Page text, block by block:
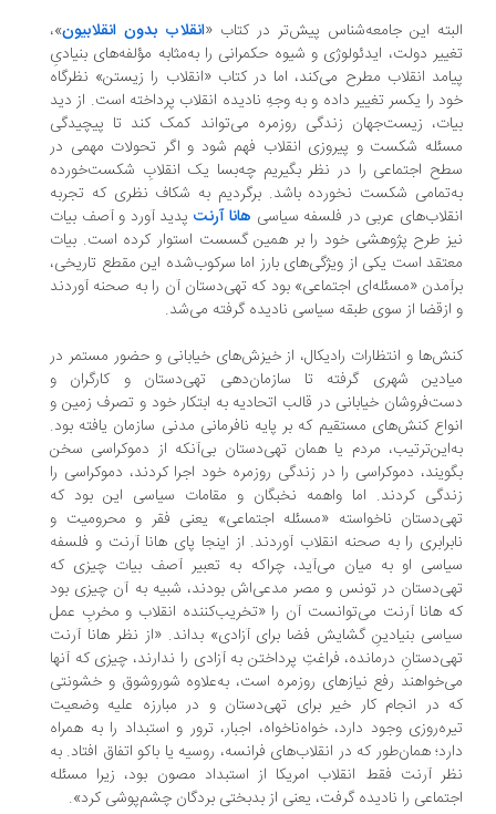
این جامعه‌شناس پیش‌تر در کتاب «انقلاب بدون انقلابیون»،
دولت، ایدئولوژی و شیوه حکمرانی را به‌مثابه مؤلفه‌های بنیادیِ
انقلاب مطرح می‌کند، اما در کتاب «انقلاب را زیستن» نظرگاه
را یکسر تغییر داده و به وجهِ نادیده انقلاب پرداخته است. از دید
زیست‌جهان زندگی روزمره می‌تواند کمک کند تا پیچیدگی‌
شکست و پیروزی انقلاب فهم شود و اگر تحولات مهمی در
اجتماعی را در نظر بگیریم چه‌بسا یک انقلابِ شکست‌خورده
شکست نخورده باشد. برگردیم به شکاف نظری که تجربه
عربی در فلسفه سیاسیهانا آرنتپدید آورد و آصف بیات
طرح پژوهشی خود را بر همین گسست استوار کرده است. بیات
است یکی از ویژگی‌های بارز اما سرکوب‌شده این مقطع تاریخی،
«مسئله‌ای اجتماعی‌» بود که تهی‌دستان آن را به صحنه آوردند
از سوی طبقه سیاسی نادیده گرفته می‌شد.
و انتظارات رادیکال، از خیزش‌های خیابانی و حضور مستمر در
شهری گرفته تا سازمان‌دهی تهی‌دستان و کارگران و
خیابانی در قالب اتحادیه به ابتکار خود و تصرف زمین و
کنش‌های مستقیم که بر پایه نافرمانی مدنی سازمان یافته بود.
مردم یا همان تهی‌دستان بی‌آنکه از دموکراسی سخن
دموکراسی را در زندگی روزمره خود اجرا کردند، دموکراسی را
کردند. اما واهمه نخبگان و مقامات سیاسی این بود که
ناخواسته «مسئله اجتماعی» یعنی فقر و محرومیت و
را به صحنه انقلاب آوردند. از اینجا پای هانا آرنت و فلسفه
او به میان می‌آید، چراکه به تعبیر آصف بیات چیزی که
در تونس و مصر مدعی‌اش بودند، شبیه به آن چیزی بود
هانا آرنت می‌توانست آن را «تخریب‌کننده انقلاب و مخربِ عمل
بنیادینِ گشایش فضا برای آزادی» بداند. «از نظر هانا آرنت
درمانده، فراغتِ پرداختن به آزادی را ندارند، چیزی که آنها
رفع نیازهای روزمره است، به‌علاوه شوروشوق و خشونتی
در انجام کار خیر برای تهی‌دستان و در مبارزه علیه وضعیت
وجود دارد، خواه‌ناخواه، اجبار، ترور و استبداد را به‌ همراه
همان‌طور که در انقلا‌ب‌های فرانسه، روسیه یا باکو اتفاق افتاد. به‌
آرنت فقط انقلاب امریکا از استبداد مصون بود، زیرا مسئله
را نادیده گرفت، یعنی از بدبختی بردگان چشم‌پوشی کرد».